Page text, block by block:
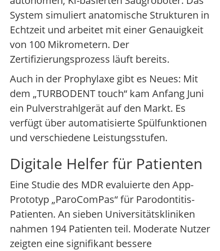
System simuliert anatomische Strukturen in
Echtzeit und arbeitet mit einer Genauigkeit
von 100 Mikrometern. Der
Zertifizierungsprozess läuft bereits.
Auch in der Prophylaxe gibt es Neues: Mit
dem „TURBODENT touch“ kam Anfang Juni
ein Pulverstrahlgerät auf den Markt. Es
verfügt über automatisierte Spülfunktionen
und verschiedene Leistungsstufen.
Digitale Helfer für Patienten
Eine Studie des MDR evaluierte den App-
Prototyp „ParoComPas“ für Parodontitis-
Patienten. An sieben Universitätskliniken
nahmen 194 Patienten teil. Moderate Nutzer
zeigten eine signifikant bessere